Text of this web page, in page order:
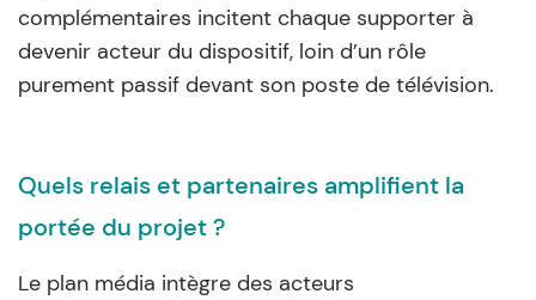
complémentaires incitent chaque supporter à
devenir acteur du dispositif, loin d’un rôle
purement passif devant son poste de télévision.
Quels relais et partenaires amplifient la
portée du projet ?
Le plan média intègre des acteurs